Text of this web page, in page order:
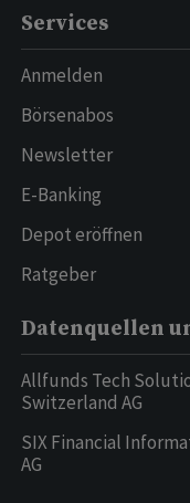
Services
Anmelden
Börsenabos
Newsletter
E-Banking
Depot eröffnen
Ratgeber
Datenquellen
Allfunds Tech
Switzerland AG
SIX Financial
AG